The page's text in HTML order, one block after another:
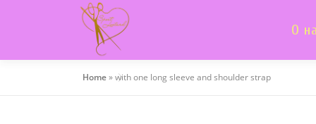
О
Home»with one long sleeve and shoulder strap